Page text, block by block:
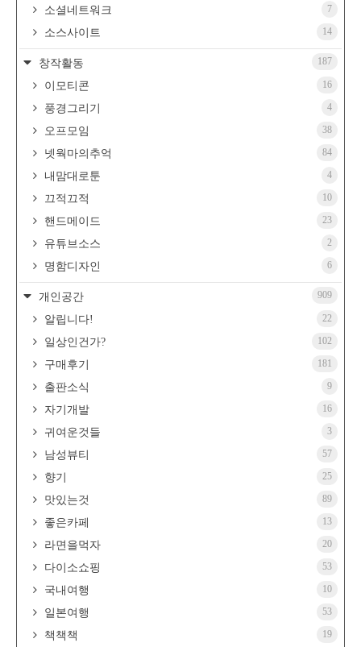
소셜네트워크 7
소스사이트 14
창작활동 187
이모티콘 16
풍경그리기 4
오프모임 38
넷웍마의추억 84
내맘대로툰 4
끄적끄적 10
핸드메이드 23
유튜브소스 2
명함디자인 6
개인공간 909
알립니다! 22
일상인건가? 102
구매후기 181
출판소식 9
자기개발 16
귀여운것들 3
남성뷰티 57
향기 25
맛있는것 89
좋은카페 13
라면을먹자 20
다이소쇼핑 53
국내여행 10
일본여행 53
책책책 19